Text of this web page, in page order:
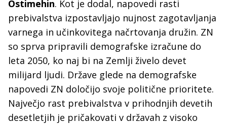
Ostimehin. Kot je dodal, napovedi rasti
prebivalstva izpostavljajo nujnost zagotavljanja
varnega in učinkovitega načrtovanja družin. ZN
so sprva pripravili demografske izračune do
leta 2050, ko naj bi na Zemlji živelo devet
milijard ljudi. Države glede na demografske
napovedi ZN določijo svoje politične prioritete.
Največjo rast prebivalstva v prihodnjih devetih
desetletjih je pričakovati v državah z visoko